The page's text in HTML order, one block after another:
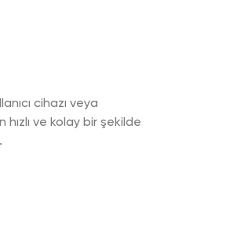
cihazı veya
ve kolay bir şekilde